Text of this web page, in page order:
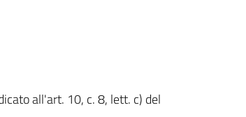
all'art. 10, c. 8, lett. c) del